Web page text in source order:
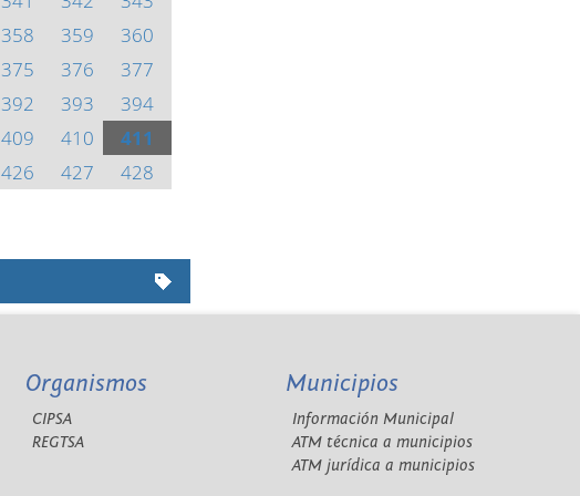
358 359
360
375 376
377
392 393
394
409 410
411
426 427
428
Organismos
CIPSA
REGTSA
Municipios
Información Municipal
ATM técnica a municipios
ATM jurídica a municipios